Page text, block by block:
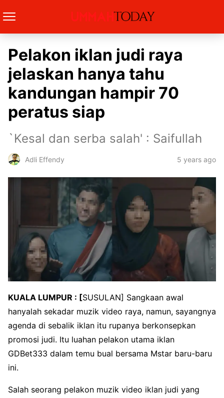
Pelakon iklan judi raya
jelaskan hanya tahu
kandungan hampir 70
peratus siap
`Kesal dan serba salah' : Saifullah
Adli Effendy 5 years ago
KUALA LUMPUR : [SUSULAN] Sangkaan awal
hanyalah sekadar muzik video raya, namun, sayangnya
agenda di sebalik iklan itu rupanya berkonsepkan
promosi judi. Itu luahan pelakon utama iklan
GDBet333 dalam temu bual bersama Mstar baru-baru
ini.
Salah seorang pelakon muzik video iklan judi yang